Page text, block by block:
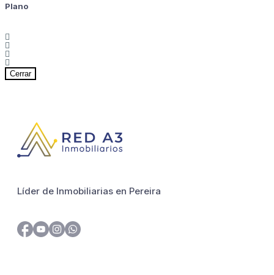
Plano
Cerrar
Líder de Inmobiliarias en Pereira